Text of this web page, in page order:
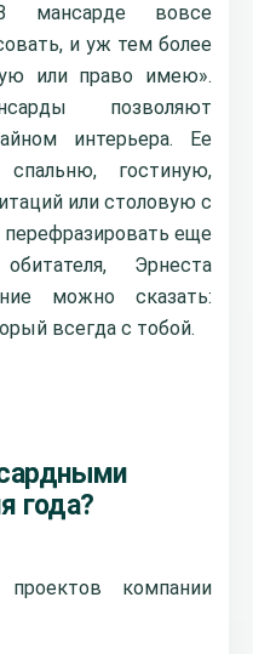
вовсе
и уж тем более
или право имею».
­позволяют
интерьера. Ее
гостиную,
или столовую с
перефразировать еще
Эрнеста
можно сказать:
всегда с тобой.
года?
проектов компании